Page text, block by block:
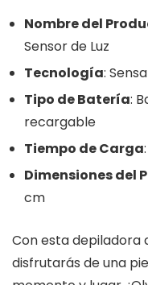
Nombre del
Sensor de Luz
Tecnología:
Tipo de Batería:
recargable
Tiempo de Carga
Dimensiones del
cm
Con esta depiladora
disfrutarás de una